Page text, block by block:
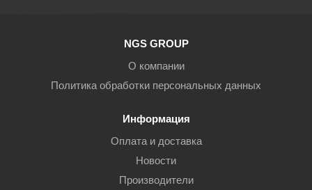
NGS GROUP
О компании
Политика обработки персональных данных
Информация
Оплата и доставка
Новости
Производители